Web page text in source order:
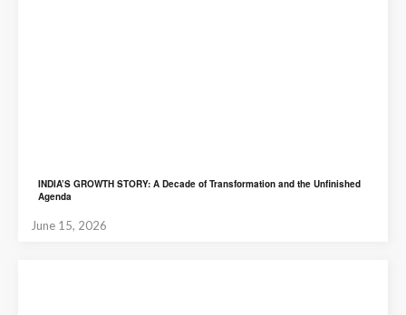
INDIA’S GROWTH STORY: A Decade of Transformation and the Unfinished
Agenda
June 15, 2026